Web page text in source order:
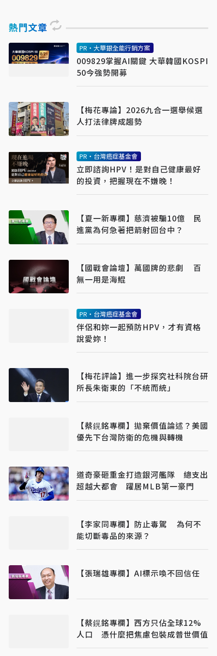
熱門文章
PR・大華銀全能行銷方案
009829掌握AI關鍵 大華韓國KOSPI
50今強勢開募
【梅花專論】2026九合一選舉候選
人打法律牌成趨勢
PR・台灣癌症基金會
立即諮詢HPV！是對自己健康最好
的投資，把握現在不嫌晚！
【夏一新專欄】慈濟被騙10億 民
進黨為何急著把箭射回台中？
【國戰會論壇】萬國牌的悲劇 百
無一用是海鯤
PR・台灣癌症基金會
伴侶和妳一起預防HPV，才有資格
說愛妳！
【梅花評論】進一步探究社科院台研
所長朱衛東的「不統而統」
【蔡鎤銘專欄】拋棄價值論述？美國
優先下台灣防衛的危機與轉機
道奇豪砸重金打造銀河艦隊 總支出
超越大都會 躍居MLB第一豪門
【李家同專欄】防止毒駕 為何不
能切斷毒品的來源？
【張瑞雄專欄】AI標示喚不回信任
【蔡鎤銘專欄】西方只佔全球12%
人口 憑什麼把焦慮包裝成普世價值